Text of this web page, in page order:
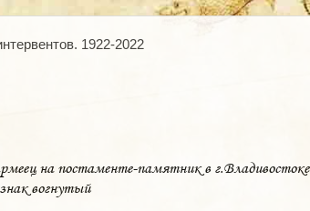
1922-2022
на постаменте-памятник в г.Владивостоке
вогнутый